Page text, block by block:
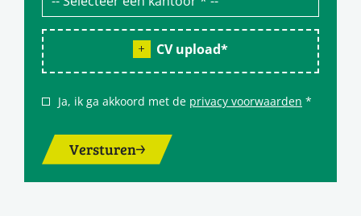
CV upload*
Ja, ik ga akkoord met de privacy voorwaarden *
Versturen